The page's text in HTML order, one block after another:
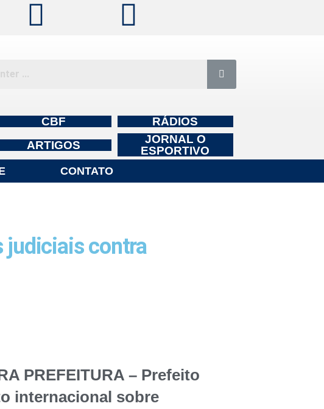
CBF
RÁDIOS
ARTIGOS
JORNAL O
ESPORTIVO
CONTATO
judiciais contra
PREFEITURA – Prefeito
internacional sobre